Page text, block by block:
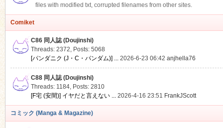
files with modified txt, corrupted filenames from other sites.
Comiket
C86 同人誌 (Doujinshi)
Threads: 2372, Posts: 5068
[パンダニク (J・C・パンダム)] ... 2026-6-23 06:42 anjhella76
C88 同人誌 (Doujinshi)
Threads: 1184, Posts: 2810
[F宅 (安間)] イヤだと言えない ... 2026-4-16 23:51 FrankJScott
コミック (Manga & Magazine)